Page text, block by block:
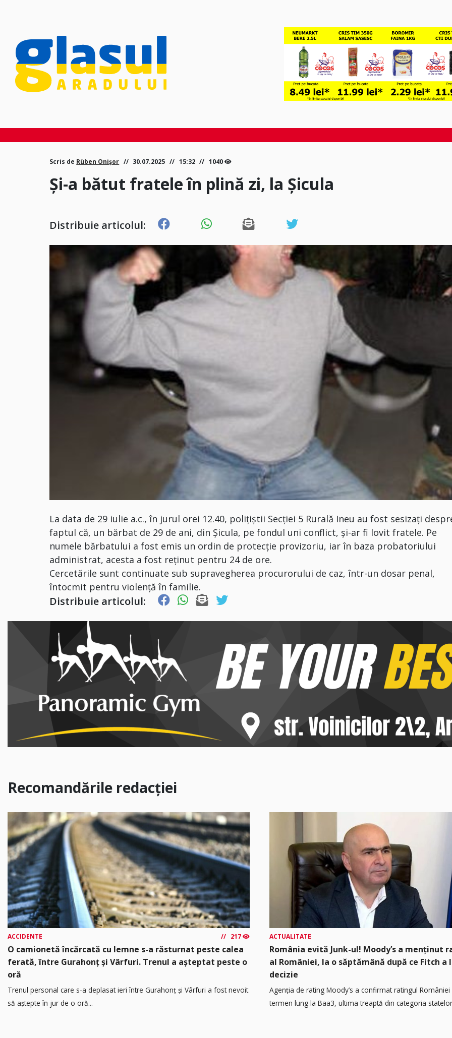
Scris de Rüben Onișor 30.07.2025 15:32 1040
Și-a bătut fratele în plină zi, la Șicula
Distribuie articolul:
La data de 29 iulie a.c., în jurul orei 12.40, polițiștii Secției 5 Rurală Ineu au fost sesizați
faptul că, un bărbat de 29 de ani, din Șicula, pe fondul uni conflict, și-ar fi lovit fratele. Pe
numele bărbatului a fost emis un ordin de protecție provizoriu, iar în baza probatoriului
administrat, acesta a fost reținut pentru 24 de ore.
Cercetările sunt continuate sub supravegherea procurorului de caz, într-un dosar penal,
întocmit pentru violență în familie.
Distribuie articolul:
Recomandările redacției
ACCIDENTE 217
O camionetă încărcată cu lemne s-a răsturnat peste calea
ferată, între Gurahonț și Vârfuri. Trenul a așteptat peste o
oră
Trenul personal care s-a deplasat ieri între Gurahonț și Vârfuri a fost nevoit
să aștepte în jur de o oră...
ACTUALITATE
România evită Junk-ul! Moody’s a menținut
al României, la o săptămână după ce Fitch a
decizie
Agenția de rating Moody’s a confirmat ratingul
termen lung la Baa3, ultima treaptă din categoria